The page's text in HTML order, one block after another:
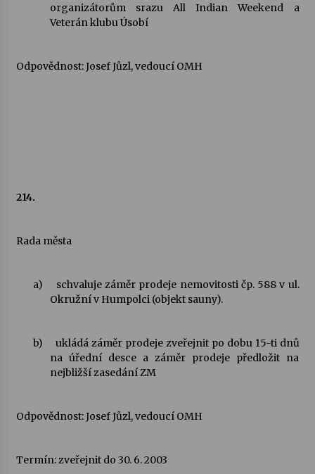
organizátorům srazu All Indian Weekend a
Veterán klubu Úsobí
Odpovědnost: Josef Jůzl, vedoucí OMH
214.
Rada města
a)
schvaluje záměr prodeje nemovitosti čp. 588 v ul.
Okružní v Humpolci (objekt sauny).
b)
ukládá záměr prodeje zveřejnit po dobu 15-ti dnů
na úřední desce a záměr prodeje předložit na
nejbližší zasedání ZM
Odpovědnost: Josef Jůzl, vedoucí OMH
Termín: zveřejnit do 30. 6. 2003